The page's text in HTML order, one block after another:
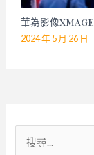
華為影像
2024 年 5 月 26 日